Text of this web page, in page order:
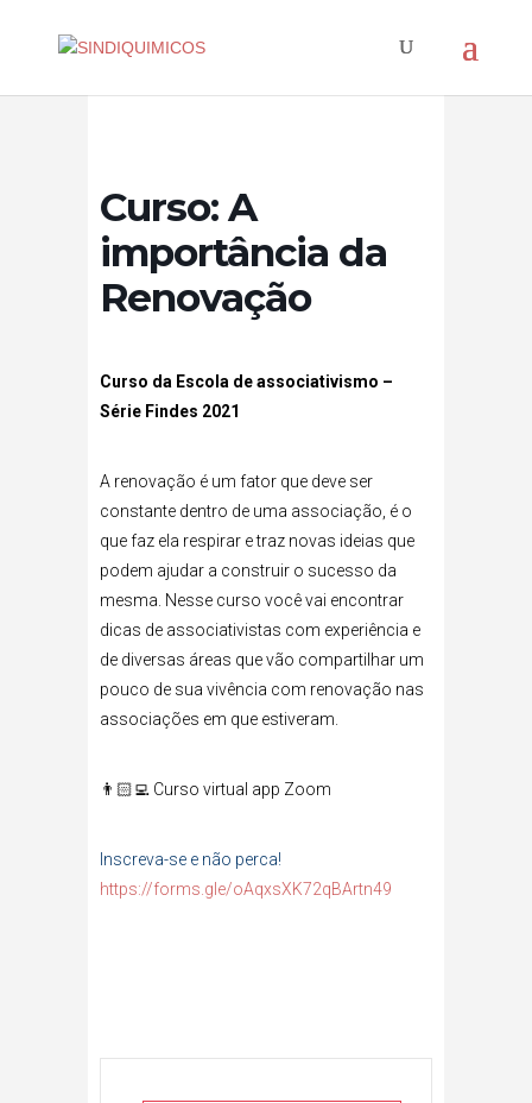
Curso: A
importância da
Renovação
Curso da Escola de associativismo –
Série Findes 2021
A renovação é um fator que deve ser
constante dentro de uma associação, é o
que faz ela respirar e traz novas ideias que
podem ajudar a construir o sucesso da
mesma. Nesse curso você vai encontrar
dicas de associativistas com experiência e
de diversas áreas que vão compartilhar um
pouco de sua vivência com renovação nas
associações em que estiveram.
👨🏻‍💻 Curso virtual app Zoom
Inscreva-se e não perca!
https://forms.gle/oAqxsXK72qBArtn49